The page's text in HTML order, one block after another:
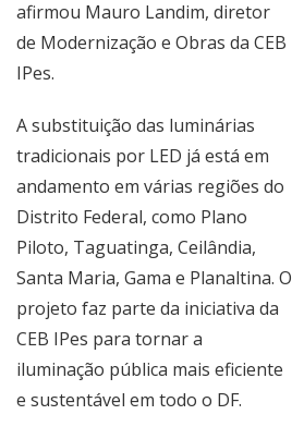
afirmou Mauro Landim, diretor
de Modernização e Obras da CEB
IPes.
A substituição das luminárias
tradicionais por LED já está em
andamento em várias regiões do
Distrito Federal, como Plano
Piloto, Taguatinga, Ceilândia,
Santa Maria, Gama e Planaltina. O
projeto faz parte da iniciativa da
CEB IPes para tornar a
iluminação pública mais eficiente
e sustentável em todo o DF.